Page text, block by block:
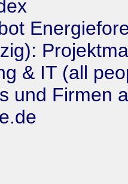
& IT (all
und Firmen